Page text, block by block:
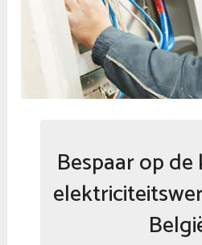
Bespaar op